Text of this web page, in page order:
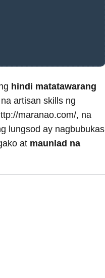
hindi matatawarang
artisan skills ng
maranao.com/, na
lungsod ay nagbubukas
at maunlad na